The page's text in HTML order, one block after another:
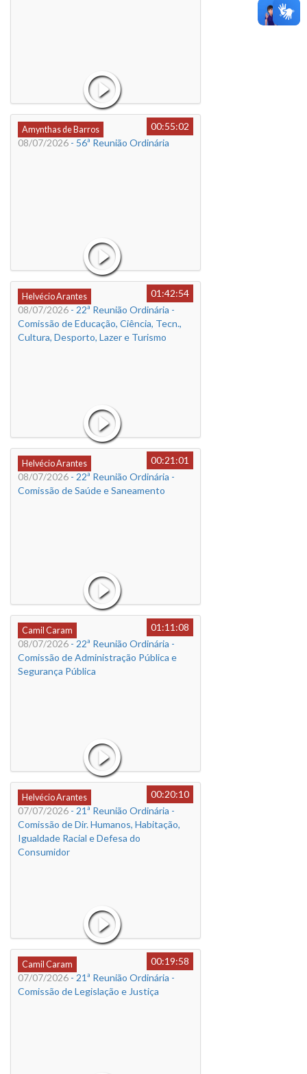
Amynthas de Barros
00:55:02
08/07/2026 - 56ª Reunião Ordinária
Helvécio Arantes
01:42:54
08/07/2026 - 22ª Reunião Ordinária -
Comissão de Educação, Ciência, Tecn.,
Cultura, Desporto, Lazer e Turismo
Helvécio Arantes
00:21:01
08/07/2026 - 22ª Reunião Ordinária -
Comissão de Saúde e Saneamento
Camil Caram
01:11:08
08/07/2026 - 22ª Reunião Ordinária -
Comissão de Administração Pública e
Segurança Pública
Helvécio Arantes
00:20:10
07/07/2026 - 21ª Reunião Ordinária -
Comissão de Dir. Humanos, Habitação,
Igualdade Racial e Defesa do
Consumidor
Camil Caram
00:19:58
07/07/2026 - 21ª Reunião Ordinária -
Comissão de Legislação e Justiça